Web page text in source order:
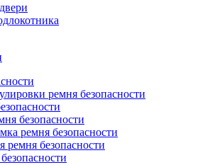
ремня безопасности
безопасности
ремня безопасности
безопасности